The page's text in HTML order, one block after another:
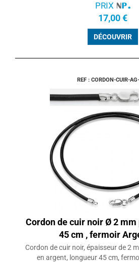
PRIX
17,00 €
DÉCOUVRIR
REF : CORDON-CUIR-
Cordon de cuir noir Ø 2
45 cm , fermoir
Cordon de cuir noir, épaisseur de 2
en argent, longueur 45 cm,